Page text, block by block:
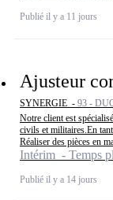
Publié il y a 11 jours
Ajusteur
SYNERGIE - 93 -
Notre client est
civils et militaires.En
Réaliser des pièces en
Intérim - Temps
Publié il y a 14 jours